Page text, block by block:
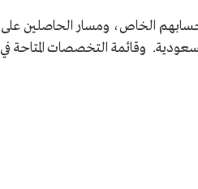
حسابهم الخاص، ومسار الحاصلين على
أكثر من 114 جهة تعليمية خارج السعودية. وقائمة التخصصات المتاحة في